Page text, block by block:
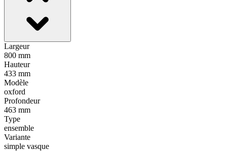
Largeur
800 mm
Hauteur
433 mm
Modèle
oxford
Profondeur
463 mm
Type
ensemble
Variante
simple vasque